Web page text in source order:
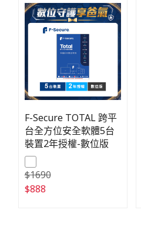
F-Secure TOTAL 跨平
台全方位安全軟體5台
裝置2年授權-數位版
$1690
$888